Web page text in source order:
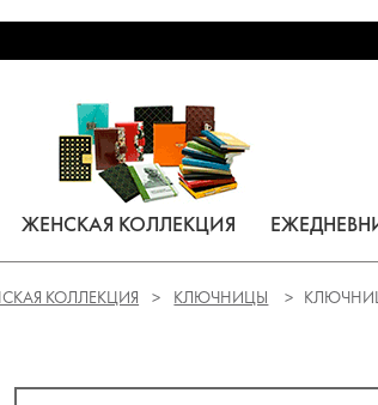
ЖЕНСКАЯ КОЛЛЕКЦИЯ
КОЛЛЕКЦИЯ КЛЮЧНИЦЫ